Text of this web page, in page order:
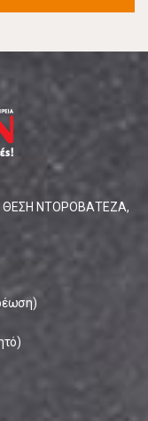
ΘΕΣΗ ΝΤΟΡΟΒΑΤΕΖΑ,